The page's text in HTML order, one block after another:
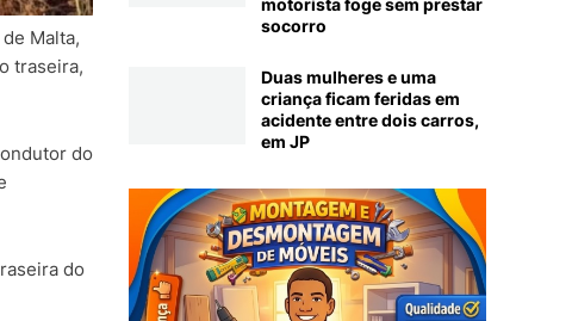
Malta,
traseira,
do
do
motorista foge sem prestar
socorro
Duas mulheres e uma
criança ficam feridas em
acidente entre dois carros,
em JP